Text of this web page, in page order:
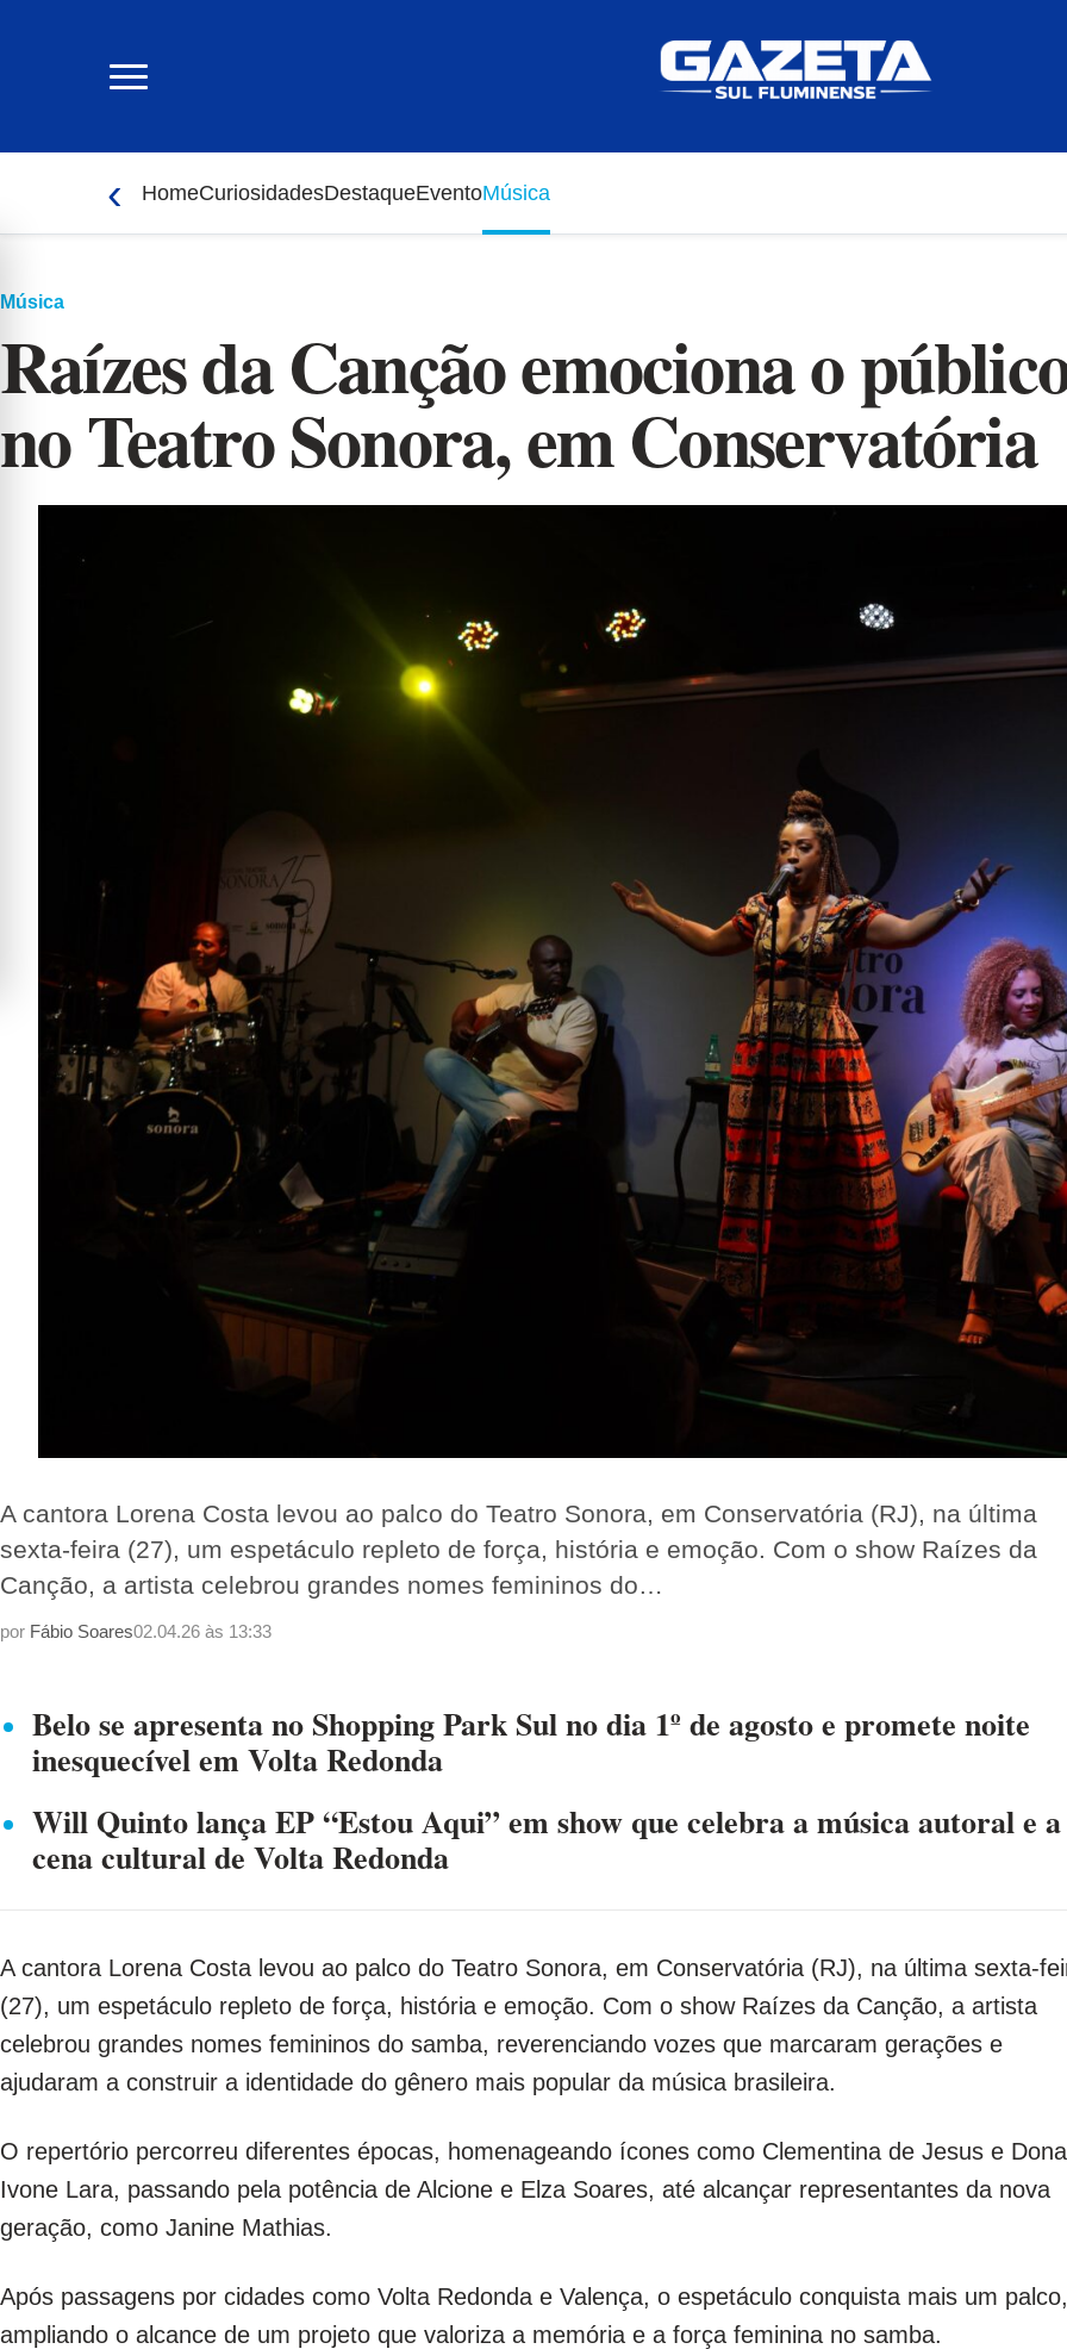
‹ HomeCuriosidadesDestaqueEventoMúsica
Música
Raízes da Canção emociona o
no Teatro Sonora, em Conservatória
A cantora Lorena Costa levou ao palco do Teatro Sonora, em Conservatória (RJ), na última
sexta-feira (27), um espetáculo repleto de força, história e emoção. Com o show Raízes da
Canção, a artista celebrou grandes nomes femininos do…
por Fábio Soares02.04.26 às 13:33
Belo se apresenta no Shopping Park Sul no dia 1º de agosto e promete noite
inesquecível em Volta Redonda
Will Quinto lança EP “Estou Aqui” em show que celebra a música autoral e a
cena cultural de Volta Redonda
A cantora Lorena Costa levou ao palco do Teatro Sonora, em Conservatória (RJ), na última sexta-
(27), um espetáculo repleto de força, história e emoção. Com o show Raízes da Canção, a artista
celebrou grandes nomes femininos do samba, reverenciando vozes que marcaram gerações e
ajudaram a construir a identidade do gênero mais popular da música brasileira.
O repertório percorreu diferentes épocas, homenageando ícones como Clementina de Jesus e Dona
Ivone Lara, passando pela potência de Alcione e Elza Soares, até alcançar representantes da nova
geração, como Janine Mathias.
Após passagens por cidades como Volta Redonda e Valença, o espetáculo conquista mais um palco,
ampliando o alcance de um projeto que valoriza a memória e a força feminina no samba.